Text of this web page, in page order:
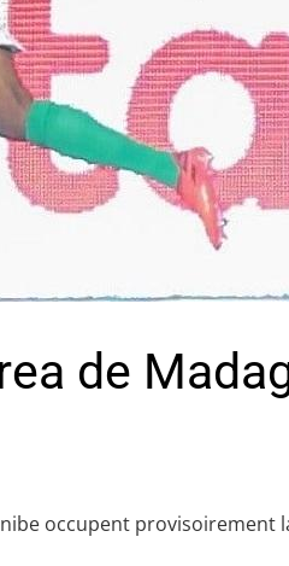
de
occupent provisoirement